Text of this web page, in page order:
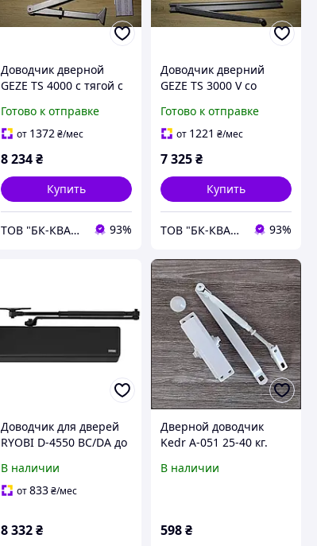
Доводчик дверной
GEZE TS 4000 с тягой с
Готово к отправке
от 1372 ₴/мес
8 234 ₴
Купить
ТОВ "БК-КВАЛІТЄТ" 93%
Доводчик дверний
GEZE TS 3000 V со
серебро
Готово к отправке
от 1221 ₴/мес
7 325₴
Купить
ТОВ "БК-КВАЛІТЄТ" 93%
Доводчик для дверей
RYOBI D-4550 BC/DA до
черный (Япония)
В наличии
от833 ₴/мес
8 332 ₴
Дверной доводчик
Kedr A-051 25-40 кг.
В наличии
598₴